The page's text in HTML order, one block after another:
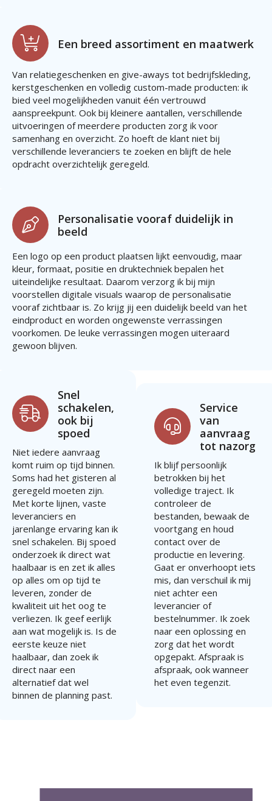
Een breed assortiment en maatwerk
Van relatiegeschenken en give-aways tot bedrijfskleding,
kerstgeschenken en volledig custom-made producten: ik
bied veel mogelijkheden vanuit één vertrouwd
aanspreekpunt. Ook bij kleinere aantallen, verschillende
uitvoeringen of meerdere producten zorg ik voor
samenhang en overzicht. Zo hoeft de klant niet bij
verschillende leveranciers te zoeken en blijft de hele
opdracht overzichtelijk geregeld.
Personalisatie vooraf duidelijk in
beeld
Een logo op een product plaatsen lijkt eenvoudig, maar
kleur, formaat, positie en druktechniek bepalen het
uiteindelijke resultaat. Daarom verzorg ik bij mijn
voorstellen digitale visuals waarop de personalisatie
vooraf zichtbaar is. Zo krijg jij een duidelijk beeld van het
eindproduct en worden ongewenste verrassingen
voorkomen. De leuke verrassingen mogen uiteraard
gewoon blijven.
Snel
schakelen,
ook bij
spoed
Niet iedere aanvraag
komt ruim op tijd binnen.
Soms had het gisteren al
geregeld moeten zijn.
Met korte lijnen, vaste
leveranciers en
jarenlange ervaring kan ik
snel schakelen. Bij spoed
onderzoek ik direct wat
haalbaar is en zet ik alles
op alles om op tijd te
leveren, zonder de
kwaliteit uit het oog te
verliezen. Ik geef eerlijk
aan wat mogelijk is. Is de
eerste keuze niet
haalbaar, dan zoek ik
direct naar een
alternatief dat wel
binnen de planning past.
Service
van
aanvraag
tot nazorg
Ik blijf persoonlijk
betrokken bij het
volledige traject. Ik
controleer de
bestanden, bewaak de
voortgang en houd
contact over de
productie en levering.
Gaat er onverhoopt iets
mis, dan verschuil ik mij
niet achter een
leverancier of
bestelnummer. Ik zoek
naar een oplossing en
zorg dat het wordt
opgepakt. Afspraak is
afspraak, ook wanneer
het even tegenzit.